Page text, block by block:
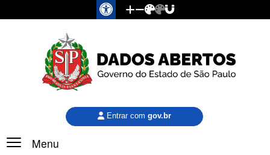
Pular para o conteúdo principal
Menu
Entrar com gov.br